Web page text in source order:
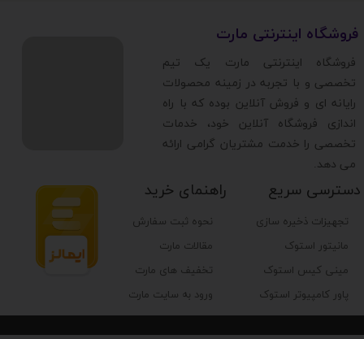
تجهیزات ذخیره سازی
مانیتور استوک
مینی کیس استوک
پاور کامپیوتر استوک
دسترسی سریع راهنمای خرید
نحوه ثبت سفارش
مقالات مارت
تخفیف های مارت
ورود به سایت مارت
​فروشگاه اینترنتی مارت
​فروشگاه اینترنتی مارت یک تیم
تخصصی و با تجربه در زمینه محصولات
رایانه ای و فروش آنلاین بوده که با راه
اندازی فروشگاه آنلاین خود، خدمات
تخصصی را خدمت مشتریان گرامی ارائه
می دهد.